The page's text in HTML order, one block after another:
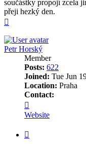
součástky propojí zcela
přeji hezký den.
Petr Horský
Member
Posts: 622
Joined: Tue Jun
Location: Praha
Contact:
Petr
Horský
Website